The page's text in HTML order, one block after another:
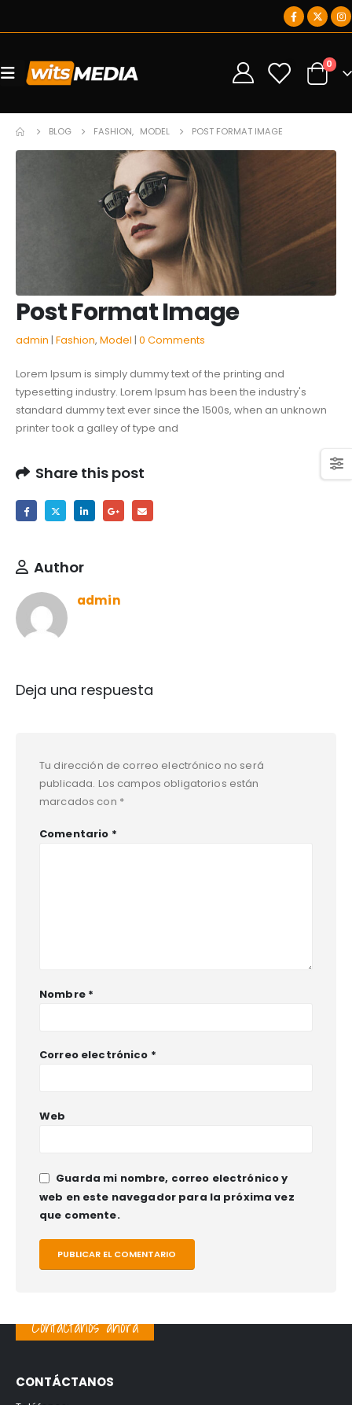
0 0
BLOG FASHION, MODEL POST FORMAT IMAGE
Post Format Image
admin Fashion, Model 0 Comments
Lorem Ipsum is simply dummy text of the printing and
typesetting industry. Lorem Ipsum has been the industry's
standard dummy text ever since the 1500s, when an unknown
printer took a galley of type and
Share this post
Author
admin
Deja una respuesta
Tu dirección de correo electrónico no será
publicada. Los campos obligatorios están
marcados con *
Comentario *
Nombre *
Correo electrónico *
Web
Guarda mi nombre, correo electrónico y
web en este navegador para la próxima vez
que comente.
Contáctanos ahora
CONTÁCTANOS